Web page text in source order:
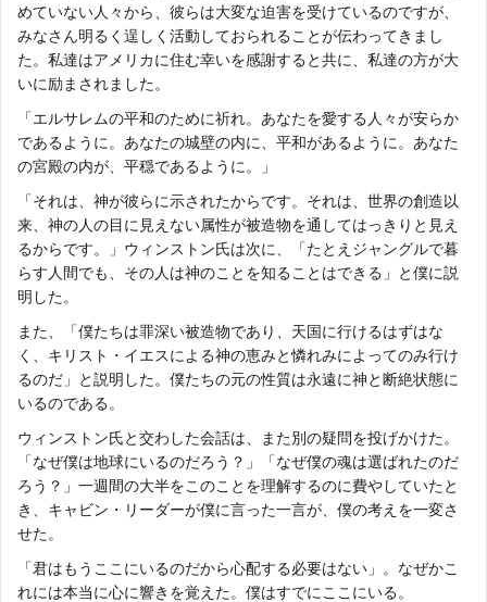
めていない人々から、彼らは大変な迫害を受けているのですが、
みなさん明るく逞しく活動しておられることが伝わってきまし
た。私達はアメリカに住む幸いを感謝すると共に、私達の方が大
いに励まされました。
「エルサレムの平和のために祈れ。あなたを愛する人々が安らか
であるように。あなたの城壁の内に、平和があるように。あなた
の宮殿の内が、平穏であるように。」
「それは、神が彼らに示されたからです。それは、世界の創造以
来、神の人の目に見えない属性が被造物を通してはっきりと見え
るからです。」ウィンストン氏は次に、「たとえジャングルで暮
らす人間でも、その人は神のことを知ることはできる」と僕に説
明した。
また、「僕たちは罪深い被造物であり、天国に行けるはずはな
く、キリスト・イエスによる神の恵みと憐れみによってのみ行け
るのだ」と説明した。僕たちの元の性質は永遠に神と断絶状態に
いるのである。
ウィンストン氏と交わした会話は、また別の疑問を投げかけた。
「なぜ僕は地球にいるのだろう？」「なぜ僕の魂は選ばれたのだ
ろう？」一週間の大半をこのことを理解するのに費やしていたと
き、キャビン・リーダーが僕に言った一言が、僕の考えを一変さ
せた。
「君はもうここにいるのだから心配する必要はない」。なぜかこ
れには本当に心に響きを覚えた。僕はすでにここにいる。